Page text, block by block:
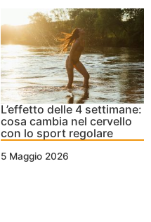
L’effetto delle 4 settimane:
cosa cambia nel cervello
con lo sport regolare
5 Maggio 2026